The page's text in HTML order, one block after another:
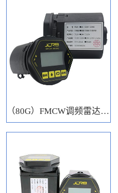
（80G）FMCW调频雷达电子模块